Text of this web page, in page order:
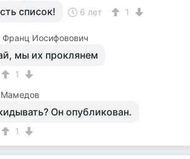
список! 6 лет 1
Иосифовович
мы их проклянем
1
Мамедов
Он опубликован.
1